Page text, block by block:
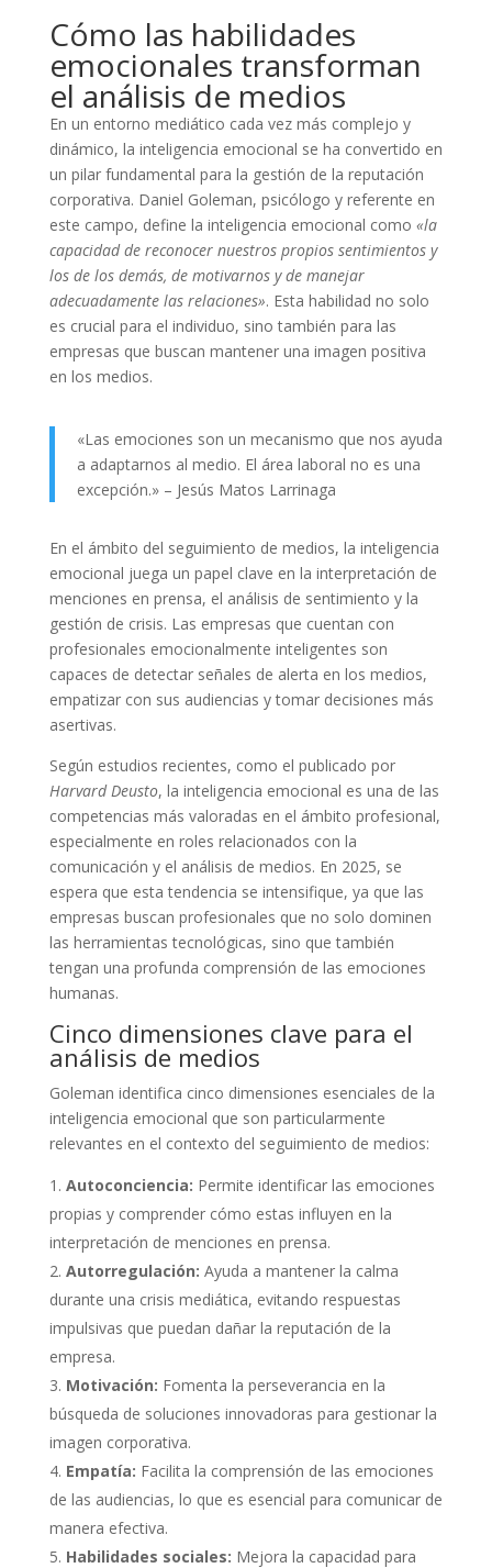
Cómo las habilidades
emocionales transforman
el análisis de medios
En un entorno mediático cada vez más complejo y
dinámico, la inteligencia emocional se ha convertido en
un pilar fundamental para la gestión de la reputación
corporativa. Daniel Goleman, psicólogo y referente en
este campo, define la inteligencia emocional como «la
capacidad de reconocer nuestros propios sentimientos y
los de los demás, de motivarnos y de manejar
adecuadamente las relaciones». Esta habilidad no solo
es crucial para el individuo, sino también para las
empresas que buscan mantener una imagen positiva
en los medios.
«Las emociones son un mecanismo que nos ayuda
a adaptarnos al medio. El área laboral no es una
excepción.» – Jesús Matos Larrinaga
En el ámbito del seguimiento de medios, la inteligencia
emocional juega un papel clave en la interpretación de
menciones en prensa, el análisis de sentimiento y la
gestión de crisis. Las empresas que cuentan con
profesionales emocionalmente inteligentes son
capaces de detectar señales de alerta en los medios,
empatizar con sus audiencias y tomar decisiones más
asertivas.
Según estudios recientes, como el publicado por
Harvard Deusto, la inteligencia emocional es una de las
competencias más valoradas en el ámbito profesional,
especialmente en roles relacionados con la
comunicación y el análisis de medios. En 2025, se
espera que esta tendencia se intensifique, ya que las
empresas buscan profesionales que no solo dominen
las herramientas tecnológicas, sino que también
tengan una profunda comprensión de las emociones
humanas.
Cinco dimensiones clave para el
análisis de medios
Goleman identifica cinco dimensiones esenciales de la
inteligencia emocional que son particularmente
relevantes en el contexto del seguimiento de medios:
Autoconciencia: Permite identificar las emociones
propias y comprender cómo estas influyen en la
interpretación de menciones en prensa.
Autorregulación: Ayuda a mantener la calma
durante una crisis mediática, evitando respuestas
impulsivas que puedan dañar la reputación de la
empresa.
Motivación: Fomenta la perseverancia en la
búsqueda de soluciones innovadoras para gestionar la
imagen corporativa.
Empatía: Facilita la comprensión de las emociones
de las audiencias, lo que es esencial para comunicar de
manera efectiva.
Habilidades sociales: Mejora la capacidad para